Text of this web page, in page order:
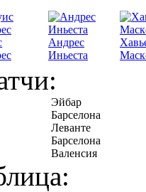
Андрес
Иньеста
Эйбар
Барселона
Леванте
Барселона
Валенсия